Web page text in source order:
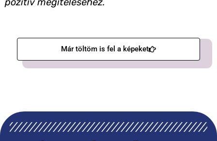
Már töltöm is fel a képeket